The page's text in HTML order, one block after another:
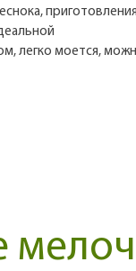
приготовления
легко моется,